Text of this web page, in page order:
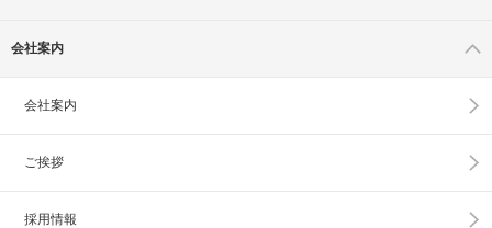
会社案内
会社案内
ご挨拶
採用情報